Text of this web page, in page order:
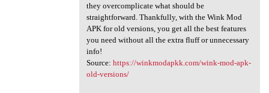
they overcomplicate what should be
straightforward. Thankfully, with the Wink Mod
APK for old versions, you get all the best features
you need without all the extra fluff or unnecessary
info!
Source: https://winkmodapkk.com/wink-mod-apk-
old-versions/